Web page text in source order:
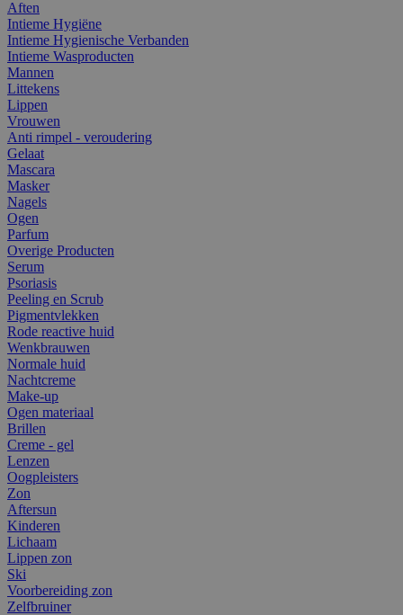
Aften
Intieme Hygiëne
Intieme Hygienische Verbanden
Intieme Wasproducten
Mannen
Littekens
Lippen
Vrouwen
Anti rimpel - veroudering
Gelaat
Mascara
Masker
Nagels
Ogen
Parfum
Overige Producten
Serum
Psoriasis
Peeling en Scrub
Pigmentvlekken
Rode reactive huid
Wenkbrauwen
Normale huid
Nachtcreme
Make-up
Ogen materiaal
Brillen
Creme - gel
Lenzen
Oogpleisters
Zon
Aftersun
Kinderen
Lichaam
Lippen zon
Ski
Voorbereiding zon
Zelfbruiner